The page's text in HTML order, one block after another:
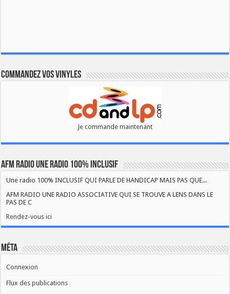
Commandez vos vinyles
Je commande maintenant
AFM RADIO UNE RADIO 100% INCLUSIF
Une radio 100% INCLUSIF QUI PARLE DE HANDICAP MAIS PAS QUE...
AFM RADIO UNE RADIO ASSOCIATIVE QUI SE TROUVE A LENS DANS LE
PAS DE C
Rendez-vous ici
Méta
Connexion
Flux des publications